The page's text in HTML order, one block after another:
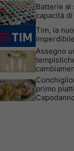
Batterie al
capacità
Tim, la
Assegno
primo